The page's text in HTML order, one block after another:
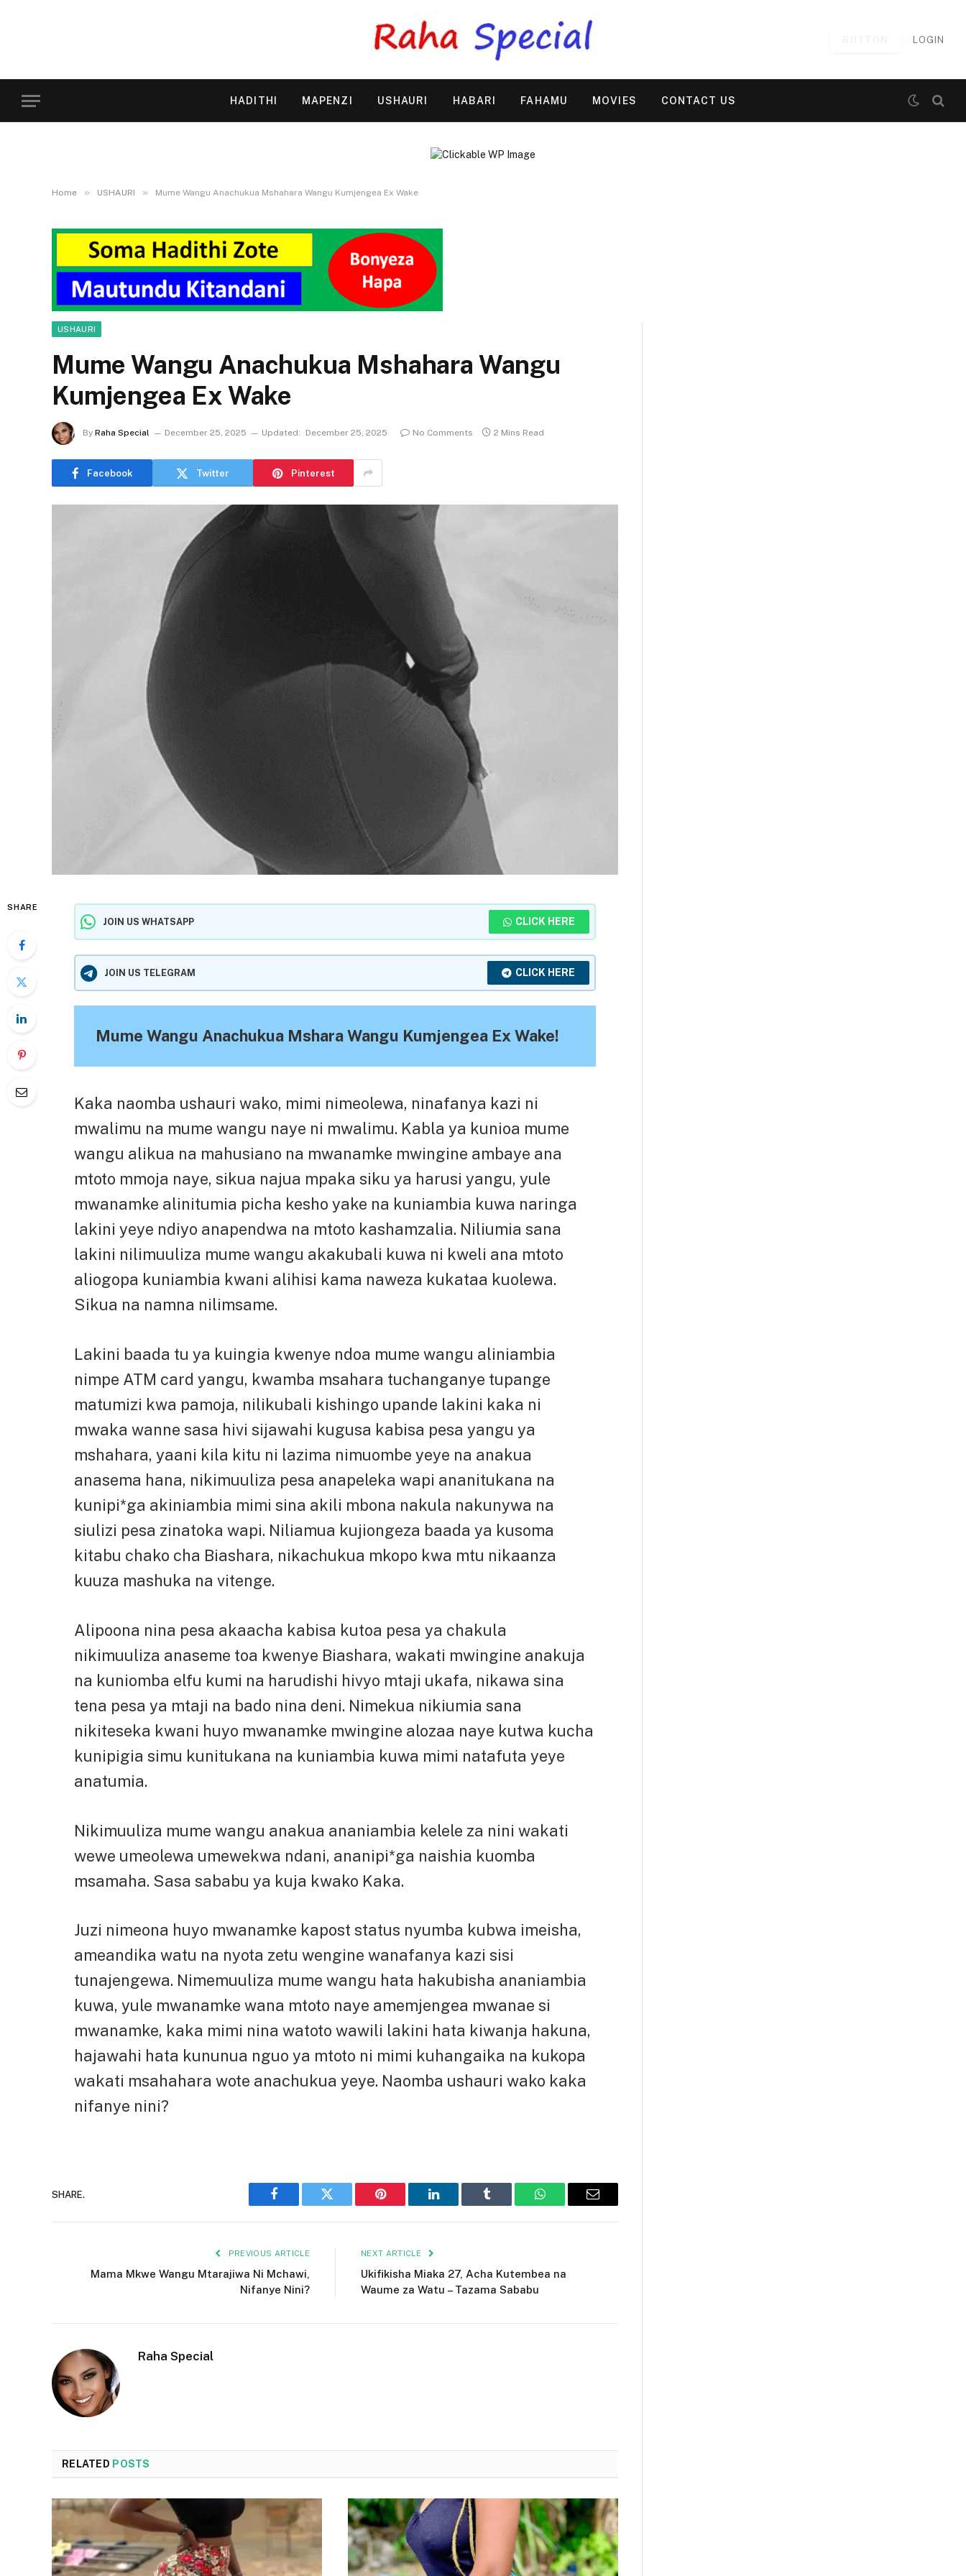
LOGIN
HADITHI MAPENZI USHAURI HABARI FAHAMU MOVIES CONTACT US
Home » USHAURI » Mume Wangu Anachukua Mshahara Wangu Kumjengea Ex Wake
USHAURI
Mume Wangu Anachukua Mshahara Wangu
Kumjengea Ex Wake
By Raha Special December 25, 2025 Updated: December 25, 2025 No Comments 2 Mins Read
Facebook Twitter Pinterest
SHARE
JOIN US WHATSAPP CLICK HERE
JOIN US TELEGRAM CLICK HERE
Mume Wangu Anachukua Mshara Wangu Kumjengea Ex Wake!
Kaka naomba ushauri wako, mimi nimeolewa, ninafanya kazi ni
mwalimu na mume wangu naye ni mwalimu. Kabla ya kunioa mume
wangu alikua na mahusiano na mwanamke mwingine ambaye ana
mtoto mmoja naye, sikua najua mpaka siku ya harusi yangu, yule
mwanamke alinitumia picha kesho yake na kuniambia kuwa naringa
lakini yeye ndiyo anapendwa na mtoto kashamzalia. Niliumia sana
lakini nilimuuliza mume wangu akakubali kuwa ni kweli ana mtoto
aliogopa kuniambia kwani alihisi kama naweza kukataa kuolewa.
Sikua na namna nilimsame.
Lakini baada tu ya kuingia kwenye ndoa mume wangu aliniambia
nimpe ATM card yangu, kwamba msahara tuchanganye tupange
matumizi kwa pamoja, nilikubali kishingo upande lakini kaka ni
mwaka wanne sasa hivi sijawahi kugusa kabisa pesa yangu ya
mshahara, yaani kila kitu ni lazima nimuombe yeye na anakua
anasema hana, nikimuuliza pesa anapeleka wapi ananitukana na
kunipi*ga akiniambia mimi sina akili mbona nakula nakunywa na
siulizi pesa zinatoka wapi. Niliamua kujiongeza baada ya kusoma
kitabu chako cha Biashara, nikachukua mkopo kwa mtu nikaanza
kuuza mashuka na vitenge.
Alipoona nina pesa akaacha kabisa kutoa pesa ya chakula
nikimuuliza anaseme toa kwenye Biashara, wakati mwingine anakuja
na kuniomba elfu kumi na harudishi hivyo mtaji ukafa, nikawa sina
tena pesa ya mtaji na bado nina deni. Nimekua nikiumia sana
nikiteseka kwani huyo mwanamke mwingine alozaa naye kutwa kucha
kunipigia simu kunitukana na kuniambia kuwa mimi natafuta yeye
anatumia.
Nikimuuliza mume wangu anakua ananiambia kelele za nini wakati
wewe umeolewa umewekwa ndani, ananipi*ga naishia kuomba
msamaha. Sasa sababu ya kuja kwako Kaka.
Juzi nimeona huyo mwanamke kapost status nyumba kubwa imeisha,
ameandika watu na nyota zetu wengine wanafanya kazi sisi
tunajengewa. Nimemuuliza mume wangu hata hakubisha ananiambia
kuwa, yule mwanamke wana mtoto naye amemjengea mwanae si
mwanamke, kaka mimi nina watoto wawili lakini hata kiwanja hakuna,
hajawahi hata kununua nguo ya mtoto ni mimi kuhangaika na kukopa
wakati msahahara wote anachukua yeye. Naomba ushauri wako kaka
nifanye nini?
SHARE.
Facebook Twitter Pinterest LinkedIn Tumblr WhatsAppEmail
PREVIOUS ARTICLE
Mama Mkwe Wangu Mtarajiwa Ni Mchawi,
Nifanye Nini?
NEXT ARTICLE
Ukifikisha Miaka 27, Acha Kutembea na
Waume za Watu – Tazama Sababu
Raha Special
RELATED POSTS